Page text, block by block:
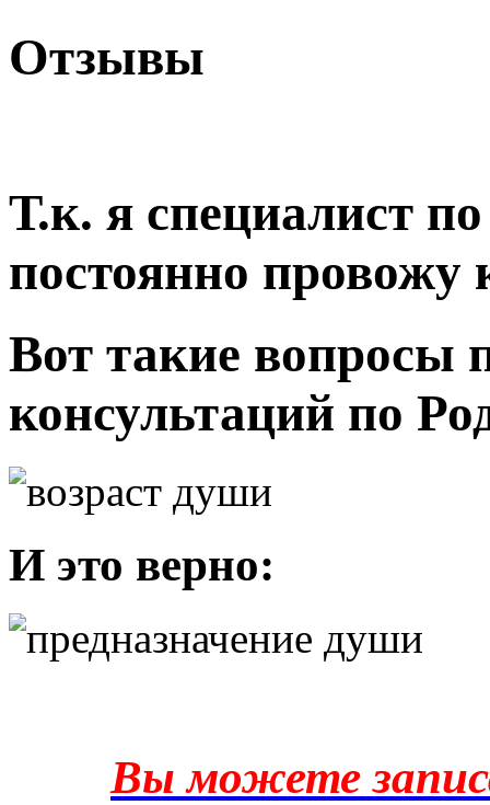
Отзывы
Т.к. я специалист
постоянно провожу
Вот такие вопросы
консультаций по
И это верно:
Вы можете